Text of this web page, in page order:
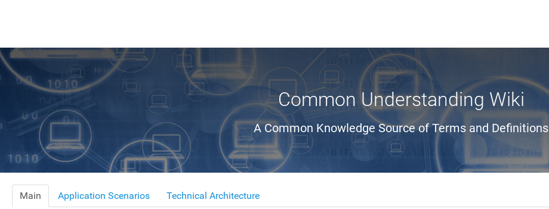
Common Understanding Wiki
A Common Knowledge Source of Terms and Definitions
Main Application Scenarios Technical Architecture